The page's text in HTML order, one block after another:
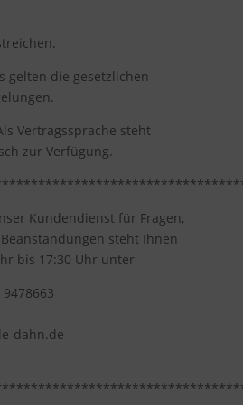
gelten die gesetzlichen
Vertragssprache steht
zur Verfügung.
Kundendienst für Fragen,
steht Ihnen
bis 17:30 Uhr unter
dahn.de